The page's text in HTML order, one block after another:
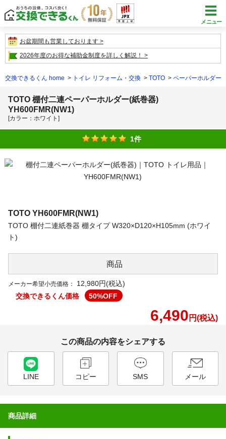
メニュー
お盆期間も営業しております
2026年度のお得な補助金制度を詳しく解説！
交換できるくん home トイレ リフォーム・交換 TOTO ペーパーホルダー
TOTO 棚付二連ペーパーホルダー(紙巻器)
YH600FMR(NW1)
[カラー：ホワイト]
1件
TOTO YH600FMR(NW1)
TOTO 棚付二連紙巻器 棚タイプ W320×D120×H105mm (ホワイ
ト)
商品
メーカー希望小売価格：
12,980円(税込)
交換できるくん価格
50%OFF
6,490 円(税込)
この商品の内容をシェアする
LINE コピー SMS メール
商品詳細